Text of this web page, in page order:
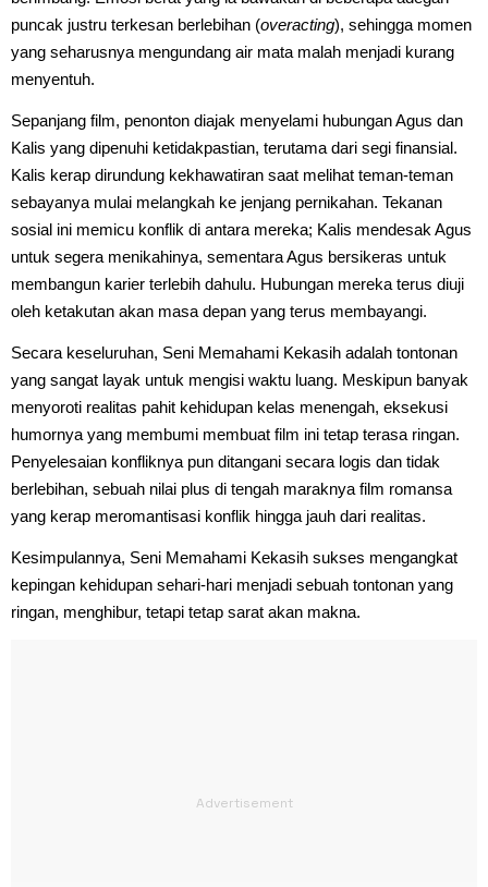
puncak justru terkesan berlebihan (overacting), sehingga momen
yang seharusnya mengundang air mata malah menjadi kurang
menyentuh.
Sepanjang film, penonton diajak menyelami hubungan Agus dan
Kalis yang dipenuhi ketidakpastian, terutama dari segi finansial.
Kalis kerap dirundung kekhawatiran saat melihat teman-teman
sebayanya mulai melangkah ke jenjang pernikahan. Tekanan
sosial ini memicu konflik di antara mereka; Kalis mendesak Agus
untuk segera menikahinya, sementara Agus bersikeras untuk
membangun karier terlebih dahulu. Hubungan mereka terus diuji
oleh ketakutan akan masa depan yang terus membayangi.
Secara keseluruhan, Seni Memahami Kekasih adalah tontonan
yang sangat layak untuk mengisi waktu luang. Meskipun banyak
menyoroti realitas pahit kehidupan kelas menengah, eksekusi
humornya yang membumi membuat film ini tetap terasa ringan.
Penyelesaian konfliknya pun ditangani secara logis dan tidak
berlebihan, sebuah nilai plus di tengah maraknya film romansa
yang kerap meromantisasi konflik hingga jauh dari realitas.
Kesimpulannya, Seni Memahami Kekasih sukses mengangkat
kepingan kehidupan sehari-hari menjadi sebuah tontonan yang
ringan, menghibur, tetapi tetap sarat akan makna.